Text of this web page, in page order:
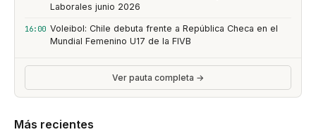
Laborales junio 2026
16:00 Voleibol: Chile debuta frente a República Checa en el
Mundial Femenino U17 de la FIVB
Ver pauta completa →
Más recientes